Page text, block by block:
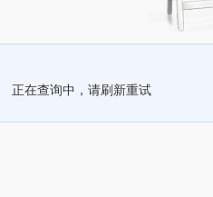
正在查询中，请刷新重试